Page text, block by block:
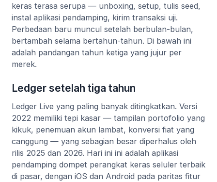
keras terasa serupa — unboxing, setup, tulis seed,
instal aplikasi pendamping, kirim transaksi uji.
Perbedaan baru muncul setelah berbulan-bulan,
bertambah selama bertahun-tahun. Di bawah ini
adalah pandangan tahun ketiga yang jujur per
merek.
Ledger setelah tiga tahun
Ledger Live yang paling banyak ditingkatkan. Versi
2022 memiliki tepi kasar — tampilan portofolio yang
kikuk, penemuan akun lambat, konversi fiat yang
canggung — yang sebagian besar diperhalus oleh
rilis 2025 dan 2026. Hari ini ini adalah aplikasi
pendamping dompet perangkat keras seluler terbaik
di pasar, dengan iOS dan Android pada paritas fitur